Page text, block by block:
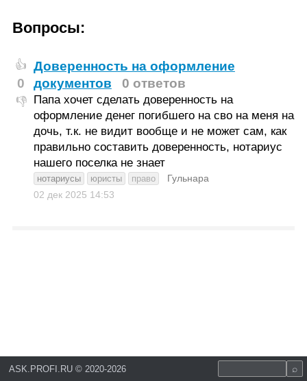
Вопросы:
👍
0
👎
Доверенность на оформление
документов
0 ответов
Папа хочет сделать доверенность на
оформление денег погибшего на сво на меня на
дочь, т.к. не видит вообще и не может сам, как
правильно составить доверенность, нотариус
нашего поселка не знает
нотариусы юристы право
Гульнара
02 дек 2025 14:53
ASK.PROFI.RU © 2020-2026